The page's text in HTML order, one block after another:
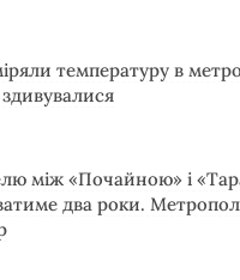
температуру в
здивувалися
між «Почайною» і
два роки.